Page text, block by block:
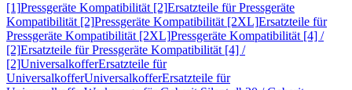
[1]Pressgeräte Kompatibilität [2]Ersatzteile für Pressgeräte
Kompatibilität [2]Pressgeräte Kompatibilität [2XL]Ersatzteile für
Pressgeräte Kompatibilität [2XL]Pressgeräte Kompatibilität [4] /
[2]Ersatzteile für Pressgeräte Kompatibilität [4] /
[2]UniversalkofferErsatzteile für
UniversalkofferUniversalkofferErsatzteile für